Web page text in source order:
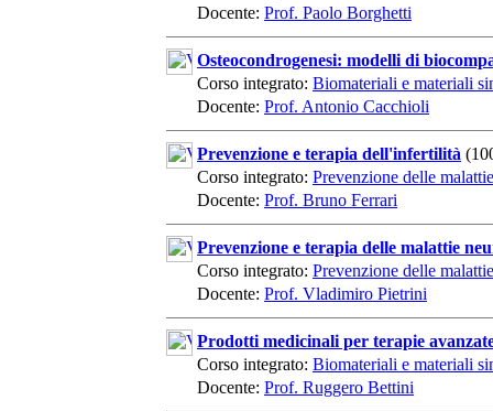
Docente: Prof. Paolo Borghetti
Osteocondrogenesi: modelli di
Corso integrato: Biomateriali e materiali
Docente: Prof. Antonio Cacchioli
Prevenzione e terapia dell'infertilità
Corso integrato: Prevenzione delle malattie
Docente: Prof. Bruno Ferrari
Prevenzione e terapia delle malattie
Corso integrato: Prevenzione delle malattie
Docente: Prof. Vladimiro Pietrini
Prodotti medicinali per terapie
Corso integrato: Biomateriali e materiali
Docente: Prof. Ruggero Bettini